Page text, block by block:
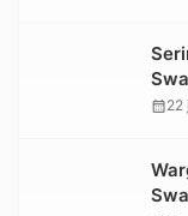
calendar_month22